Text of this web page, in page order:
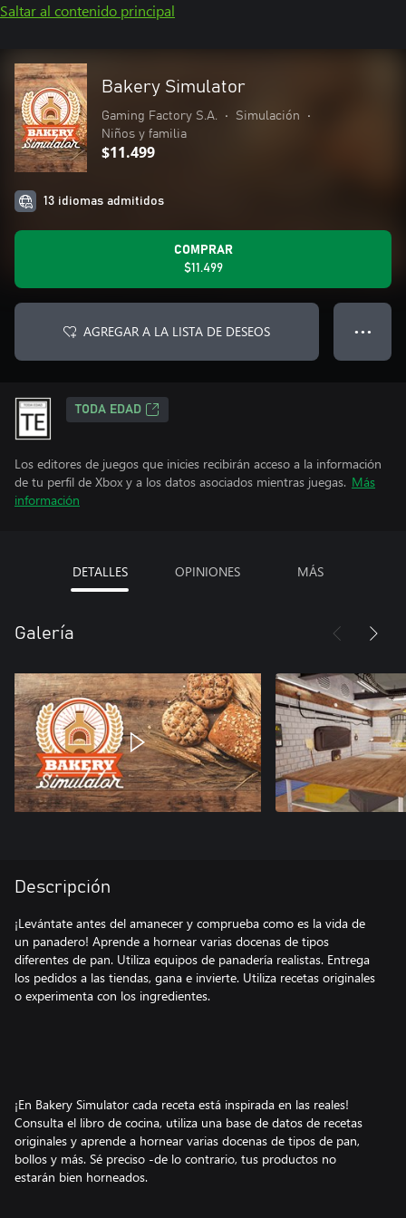
Saltar al contenido principal
Bakery Simulator
Gaming Factory S.A. • Simulación
•
Niños y familia
$11.499
13 idiomas admitidos
COMPRAR
$11.499
AGREGAR A LA LISTA DE DESEOS ● ● ●
TODA EDAD
Los editores de juegos que inicies recibirán acceso a la información
de tu perfil de Xbox y a los datos asociados mientras juegas. Más
información
DETALLES OPINIONES MÁS
Galería
Descripción
¡Levántate antes del amanecer y comprueba como es la vida de
un panadero! Aprende a hornear varias docenas de tipos
diferentes de pan. Utiliza equipos de panadería realistas. Entrega
los pedidos a las tiendas, gana e invierte. Utiliza recetas originales
o experimenta con los ingredientes.
¡En Bakery Simulator cada receta está inspirada en las reales!
Consulta el libro de cocina, utiliza una base de datos de recetas
originales y aprende a hornear varias docenas de tipos de pan,
bollos y más. Sé preciso -de lo contrario, tus productos no
estarán bien horneados.